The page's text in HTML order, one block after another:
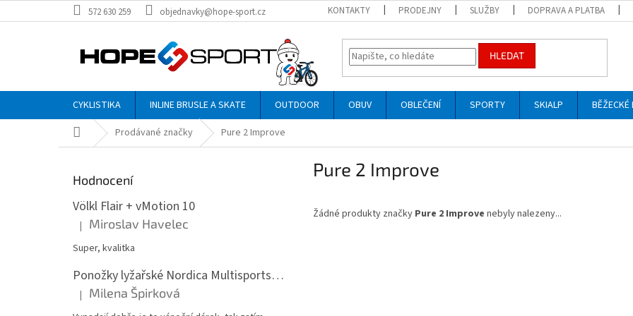
na
572 630 259 objednavky@hope-sport.cz KONTAKTY PRODEJNY SLUŽBY DOPRAVA A PLATBA
HLEDAT
CYKLISTIKA INLINE BRUSLE A SKATE OUTDOOR OBUV OBLEČENÍ SPORTY SKIALP BĚŽECKÉ
Domů Prodávané značky Pure 2 Improve
Hodnocení
Völkl Flair + vMotion 10
Hodnocení produktu je 5 z 5 hvězdiček.
| Miroslav Havelec
Super, kvalitka
Ponožky lyžařské Nordica Multisports Winter dvojbalení
Hodnocení produktu je 5 z 5 hvězdiček.
| Milena Špirková
Pure 2 Improve
Žádné produkty značky Pure 2 Improve nebyly nalezeny...